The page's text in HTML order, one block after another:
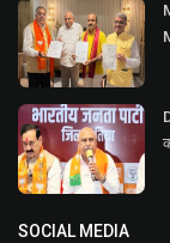
SOCIAL MEDIA